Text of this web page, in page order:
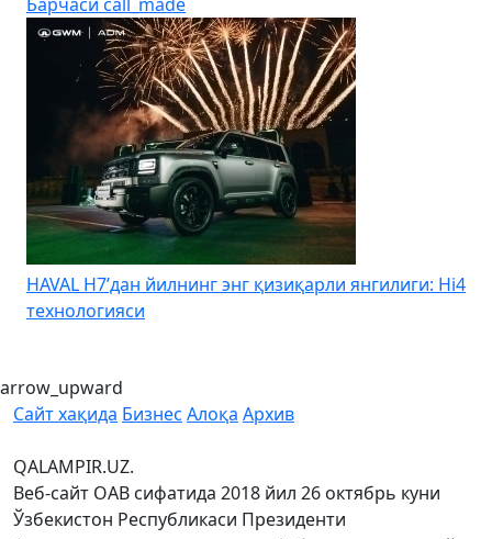
HAVAL H7’дан йилнинг энг қизиқарли янгилиги: Hi4
технологияси
arrow_upward
Сайт хақида Бизнес Алоқа Архив
QALAMPIR.UZ.
Веб-сайт ОАВ сифатида 2018 йил 26 октябрь куни
Ўзбекистон Республикаси Президенти